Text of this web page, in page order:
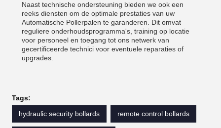
Naast technische ondersteuning bieden we ook een
reeks diensten om de optimale prestaties van uw
Automatische Pollerpalen te garanderen. Dit omvat
reguliere onderhoudsprogramma's, training op locatie
voor personeel en toegang tot ons netwerk van
gecertificeerde technici voor eventuele reparaties of
upgrades.
Tags:
hydraulic security bollards
remote control bollards